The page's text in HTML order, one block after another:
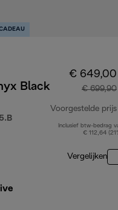
Black
€ 649,00
€ 699,90
Voorgestelde prijs
Inclusief btw-bedrag
€ 112,64
Vergelijken